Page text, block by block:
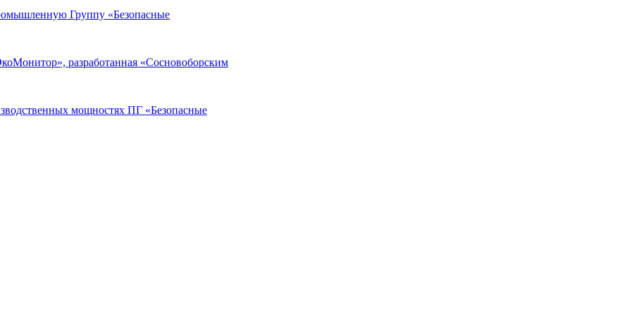
Группу «Безопасные
разработанная «Сосновоборским
мощностях ПГ «Безопасные